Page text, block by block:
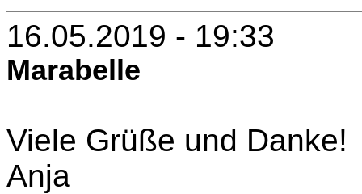
16.05.2019 - 19:33
Marabelle
Viele Grüße und Danke!
Anja